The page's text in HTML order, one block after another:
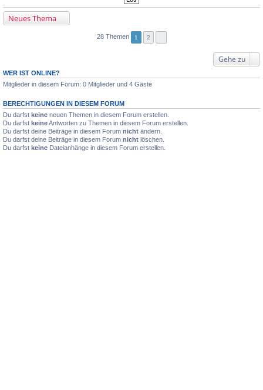
Neues Thema
28 Themen 1 2
Gehe zu
WER IST ONLINE?
Mitglieder in diesem Forum: 0 Mitglieder und 4 Gäste
BERECHTIGUNGEN IN DIESEM FORUM
Du darfst keine neuen Themen in diesem Forum erstellen.
Du darfst keineAntworten zu Themen in diesem Forum erstellen.
Du darfst deine Beiträge in diesem Forum nicht ändern.
Du darfst deine Beiträge in diesem Forum nicht löschen.
Du darfst keine Dateianhänge in diesem Forum erstellen.